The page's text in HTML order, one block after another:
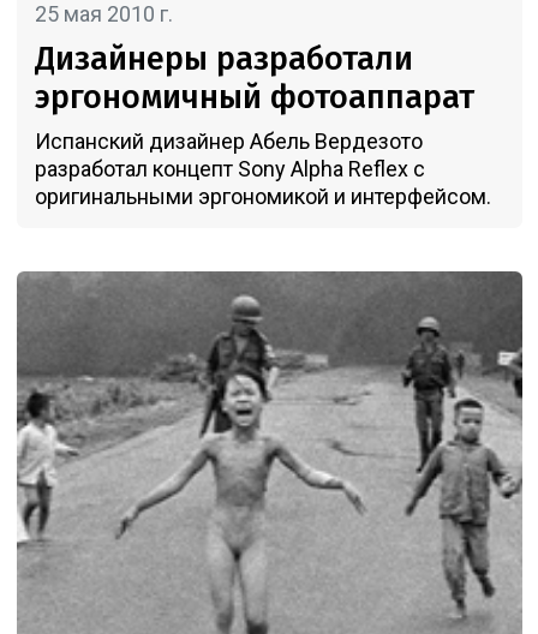
25 мая 2010 г.
Дизайнеры разработали
эргономичный фотоаппарат
Испанский дизайнер Абель Вердезото
разработал концепт Sony Alpha Reflex c
оригинальными эргономикой и интерфейсом.